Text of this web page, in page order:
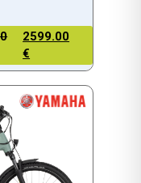
2599.00
€